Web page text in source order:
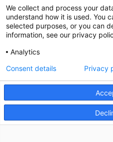
El 15-M: falsos
En algun moment en els
als assetjaments que ha patit
We collect and process your
understand how it is used. You
selected purposes, or you can
information, see our privacy
Analytics
Consent details Privacy